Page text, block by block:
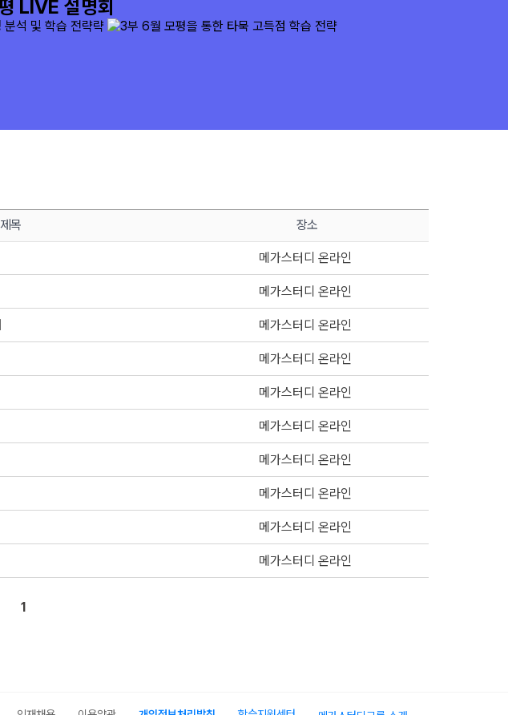
제목 장소
메가스터디 온라인
메가스터디 온라인
메가스터디 온라인
메가스터디 온라인
메가스터디 온라인
메가스터디 온라인
메가스터디 온라인
메가스터디 온라인
메가스터디 온라인
메가스터디 온라인
1